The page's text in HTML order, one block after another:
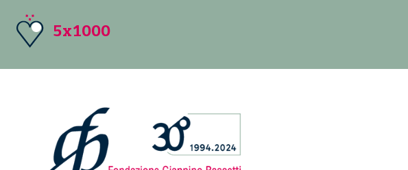
5x1000